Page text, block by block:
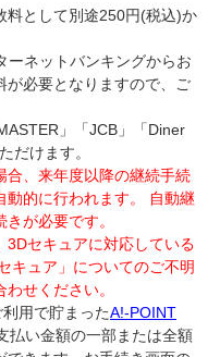
として別途250円(税込)か
ネットバンキングからお
が必要となりますので、ご
」「JCB」「Diner
だけます。
、来年度以降の継続手続
動的に行われます。 自動継
が必要です。
セキュアに対応している
キュア」についてのご不明
せください。
用で貯まったA!-POINT
払い金額の一部または全額